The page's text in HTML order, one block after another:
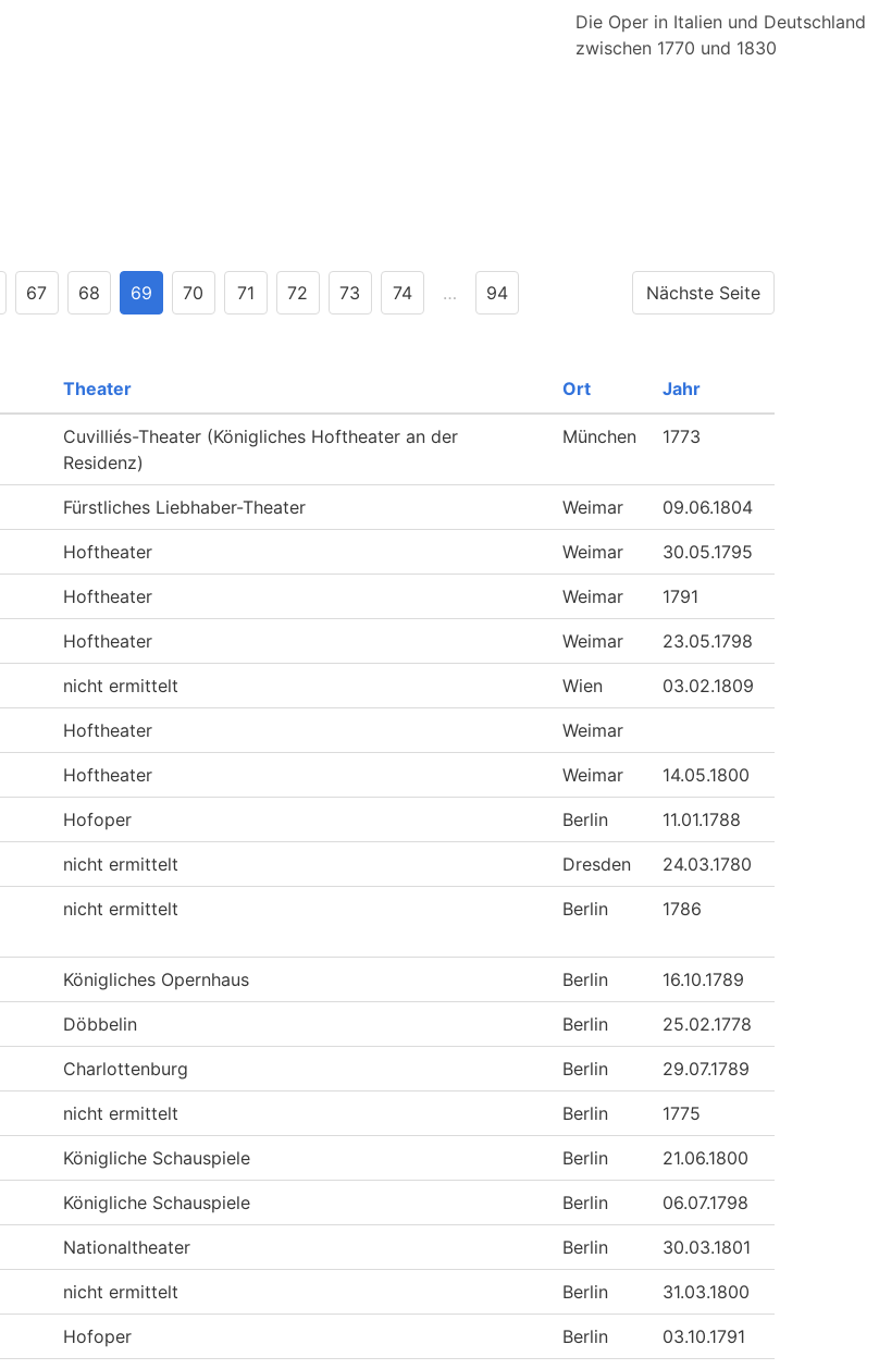
Die Oper in Italien und Deutschland
zwischen 1770 und 1830
Nächste Seite
67 68 69 70 71 72 73 74 … 94
Theater Ort Jahr
Cuvilliés-Theater (Königliches Hoftheater an der
Residenz)
München 1773
Fürstliches Liebhaber-Theater Weimar 09.06.1804
Hoftheater Weimar 30.05.1795
Hoftheater Weimar 1791
Hoftheater Weimar 23.05.1798
nicht ermittelt Wien 03.02.1809
Hoftheater Weimar
Hoftheater Weimar 14.05.1800
Hofoper Berlin 11.01.1788
nicht ermittelt Dresden 24.03.1780
nicht ermittelt Berlin 1786
Königliches Opernhaus Berlin 16.10.1789
Döbbelin Berlin 25.02.1778
Charlottenburg Berlin 29.07.1789
nicht ermittelt Berlin 1775
Königliche Schauspiele Berlin 21.06.1800
Königliche Schauspiele Berlin 06.07.1798
Nationaltheater Berlin 30.03.1801
nicht ermittelt Berlin 31.03.1800
Hofoper Berlin 03.10.1791